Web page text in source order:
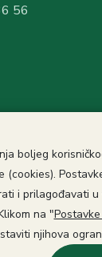
56
boljeg
(cookies).
i prilagođavati u
na "
njihova